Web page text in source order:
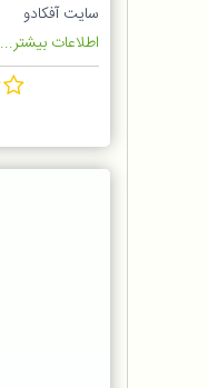
سایت آفکادو
اطلاعات بیشتر...